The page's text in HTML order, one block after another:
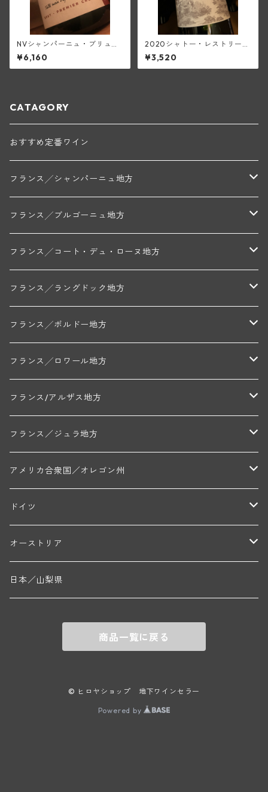
NVシャンパーニュ・ブリュッ
ト・ブラン1級(ピエール・トリ
シェ)
¥6,160
2020シャトー・レストリー
ユ・キャップ・マルタン・ル
ージュ(ボルドー・スーペリュ
ール)
¥3,520
CATAGORY
おすすめ定番ワイン
フランス╱シャンパーニュ地方
モンターニュ・ド・ランス
トリシェ・ディディエ
コート・デ・ブラン
ミッシェル・ジュネ
フランス╱ブルゴーニュ地方
シャブリ地区
プティ・ポンティニィ(シャブリ)
アラン・マティアス(トネロワ)
コート・ド・ニュイ地区
クロード・デュガ(ジュヴレ・シャンベルタン)
セラファン・ペール・エ・フィス(ジュヴレ・シャンベルタン)
エマニュエル・ルジェ(フラジェ・エシェゾー)
ニコラ・ルジェ(フラジェ・エシェゾー)
ドニ・モルテ(ジュヴレ・シャンベルタン)
コート・ド・ボーヌ地区
フランソワーズ・ジャニアール(ペルナン・ヴェルジュレス)
マルキ・ダンジェルヴィル(ヴォルネー)
ドニ・ペール・エ・フィス(ペルナン・ヴェルジュレス)
コント・ラフォン(ムルソー)
フランソワ・ミクルスキ(ムルソー)
コート・シャロネーズ地区
ロワイエ(コート・デュ・クーショワ)
A&Pド・ヴィレーヌ(ブーズロン)
マコネ地区
マンシア・ポンセ(シャントレ)
ボージョレ地区
フランク・ジュイヤール(ジュリエナ)
ギイ・ブルトン(モルゴン)
フランス╱コート・デュ・ローヌ地方
北部地区
ジャン・ルイ・シャーヴ(エルミタージュ)
ジャン・ルイ・シャーヴ・セレクション(エルミタージュ)
南部地区
ル・ヴュー・ドンジョン(シャトーヌフ・デュ・パプ)
シャトー・ライヤ(シャトーヌフ・デュ・パプ)
フランス╱ラングドック地方
コトー・デュ・ラングドック地区
ド・ロルチュ(ヴァルフローネ)
ヴァン・ド・ペイ・ド・レロー
ムーラン・ド・ガサック
フランス╱ボルドー地方
アントル・ドゥー・メール地区
シャトー・レストリーユ
メドック地区
シャトー・ル・タンプル
フランス╱ロワール地方
ペイ・ナンテ地区
デ・オー・ペミオン(ムスカデ)
サントル・ニヴェルネ地区
ディディエ・ダグノー(プイィ・フュメ)
レジス・ミネ(プイィ・フュメ)
トゥーレーヌ地区
ド・ラ・ノブレ(シノン)
フランス/アルザス地方
ロリー・ガスマン
フランス／ジュラ地方
アルボワ
ペリカン
アメリカ合衆国／オレゴン州
ウィラメット・ヴァレー
ニコラ・ジェイ
ドイツ
ラインガウ
ゲオルグ・ブロイヤー
フランケン
オーストリア
テルメンレギオン
セップ・モーザ―
カンプタール
日本／山梨県
商品一覧に戻る
© ヒロヤショップ 地下ワインセラー
Powered by